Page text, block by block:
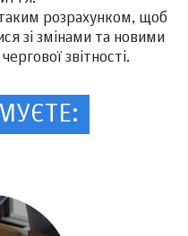
таким розрахунком, щоб
зі змінами та новими
звітності.